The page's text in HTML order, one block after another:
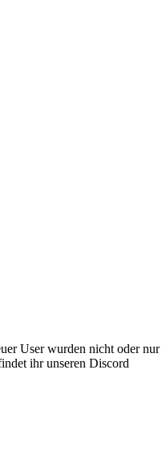
User wurden nicht oder nur
ihr unseren Discord